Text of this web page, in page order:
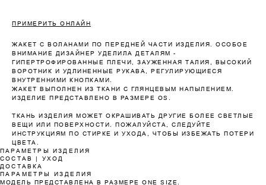
ПРИМЕРИТЬ ОНЛАЙН
ЖАКЕТ С ВОЛАНАМИ ПО ПЕРЕДНЕЙ ЧАСТИ ИЗДЕЛИЯ. ОСОБОЕ
ВНИМАНИЕ ДИЗАЙНЕР УДЕЛИЛА ДЕТАЛЯМ -
ГИПЕРТРОФИРОВАННЫЕ ПЛЕЧИ, ЗАУЖЕННАЯ ТАЛИЯ, ВЫСОКИЙ
ВОРОТНИК И УДЛИНЕННЫЕ РУКАВА, РЕГУЛИРУЮЩИЕСЯ
ВНУТРЕННИМИ КНОПКАМИ.
ЖАКЕТ ВЫПОЛНЕН ИЗ ТКАНИ С ГЛЯНЦЕВЫМ НАПЫЛЕНИЕМ.
ИЗДЕЛИЕ ПРЕДСТАВЛЕНО В РАЗМЕРЕ OS.
ТКАНЬ ИЗДЕЛИЯ МОЖЕТ ОКРАШИВАТЬ ДРУГИЕ БОЛЕЕ СВЕТЛЫЕ
ВЕЩИ ИЛИ ПОВЕРХНОСТИ. ПОЖАЛУЙСТА, СЛЕДУЙТЕ
ИНСТРУКЦИЯМ ПО СТИРКЕ И УХОДА, ЧТОБЫ ИЗБЕЖАТЬ ПОТЕРИ
ЦВЕТА.
ПАРАМЕТРЫ ИЗДЕЛИЯ
СОСТАВ | УХОД
ДОСТАВКА
ПАРАМЕТРЫ ИЗДЕЛИЯ
МОДЕЛЬ ПРЕДСТАВЛЕНА В РАЗМЕРЕ ONE SIZE.
Оплата частями